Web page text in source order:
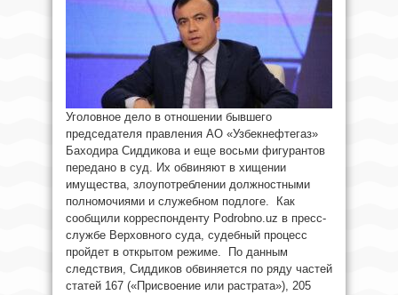
Уголовное дело в отношении бывшего
председателя правления АО «Узбекнефтегаз»
Баходира Сиддикова и еще восьми фигурантов
передано в суд. Их обвиняют в хищении
имущества, злоупотреблении должностными
полномочиями и служебном подлоге. Как
сообщили корреспонденту Podrobno.uz в пресс-
службе Верховного суда, судебный процесс
пройдет в открытом режиме. По данным
следствия, Сиддиков обвиняется по ряду частей
статей 167 («Присвоение или растрата»), 205